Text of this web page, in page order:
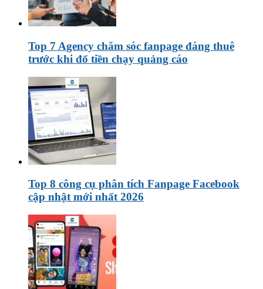
Top 7 Agency chăm sóc fanpage đáng thuê
trước khi đổ tiền chạy quảng cáo
Top 8 công cụ phân tích Fanpage Facebook
cập nhật mới nhất 2026